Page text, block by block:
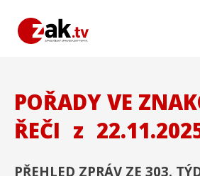
POŘADY VE
ŘEČI z
PŘEHLED ZPRÁV ZE 303.